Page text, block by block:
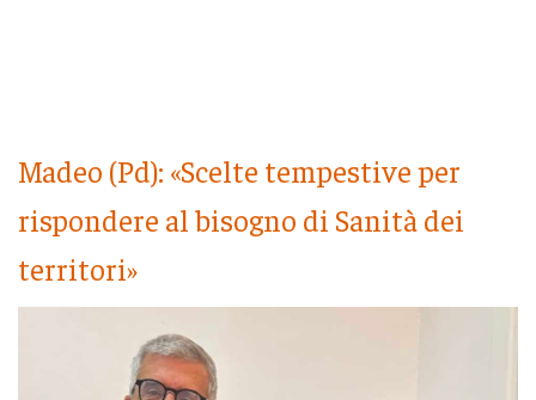
Madeo (Pd): «Scelte tempestive per
rispondere al bisogno di Sanità dei
territori»